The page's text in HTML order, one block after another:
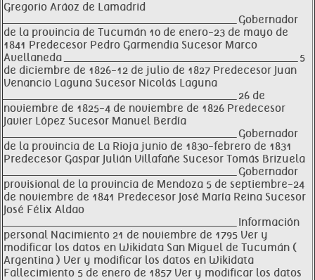
Gregorio Aráoz de Lamadrid
__________________________________________________________________ Gobernador
de la provincia de Tucumán 10 de enero-23 de mayo de
1841 Predecesor Pedro Garmendia Sucesor Marco
Avellaneda __________________________________________________________________ 5
de diciembre de 1826-12 de julio de 1827 Predecesor Juan
Venancio Laguna Sucesor Nicolás Laguna
__________________________________________________________________ 26 de
noviembre de 1825-4 de noviembre de 1826 Predecesor
Javier López Sucesor Manuel Berdía
__________________________________________________________________ Gobernador
de la provincia de La Rioja junio de 1830-febrero de 1831
Predecesor Gaspar Julián Villafañe Sucesor Tomás Brizuela
__________________________________________________________________ Gobernador
provisional de la provincia de Mendoza 5 de septiembre-24
de noviembre de 1841 Predecesor José María Reina Sucesor
José Félix Aldao
__________________________________________________________________ Información
personal Nacimiento 21 de noviembre de 1795 Ver y
modificar los datos en Wikidata San Miguel de Tucumán (
Argentina ) Ver y modificar los datos en Wikidata
Fallecimiento 5 de enero de 1857 Ver y modificar los datos